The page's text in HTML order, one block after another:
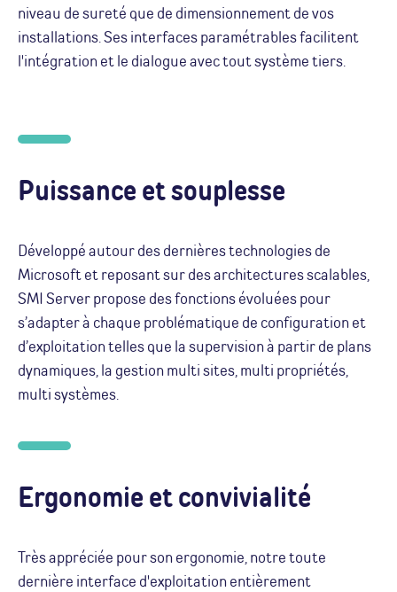
niveau de sureté que de dimensionnement de vos
installations. Ses interfaces paramétrables facilitent
l'intégration et le dialogue avec tout système tiers.
Puissance et souplesse
Développé autour des dernières technologies de
Microsoft et reposant sur des architectures scalables,
SMI Server propose des fonctions évoluées pour
s’adapter à chaque problématique de configuration et
d’exploitation telles que la supervision à partir de plans
dynamiques, la gestion multi sites, multi propriétés,
multi systèmes.
Ergonomie et convivialité
Très appréciée pour son ergonomie, notre toute
dernière interface d'exploitation entièrement